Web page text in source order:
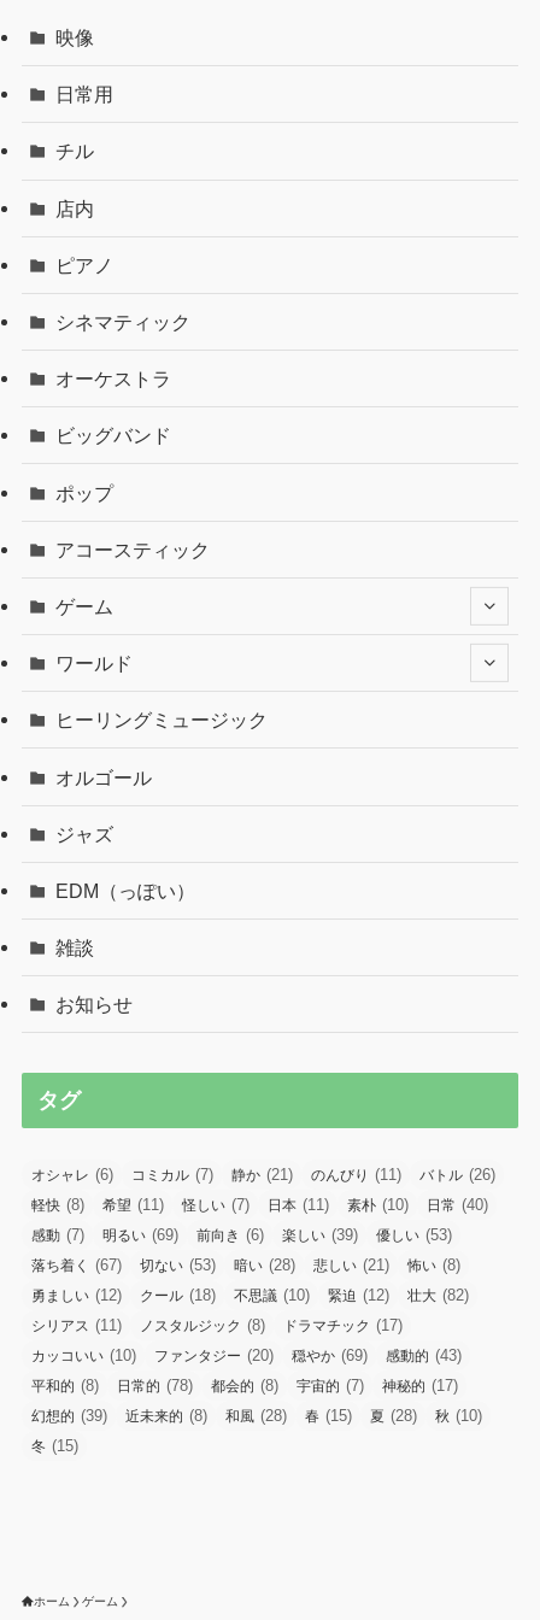
映像
日常用
チル
店内
ピアノ
シネマティック
オーケストラ
ビッグバンド
ポップ
アコースティック
ゲーム
ワールド
ヒーリングミュージック
オルゴール
ジャズ
EDM（っぽい）
雑談
お知らせ
タグ
オシャレ (6) コミカル (7) 静か (21) のんびり (11) バトル (26)
軽快 (8) 希望 (11) 怪しい (7) 日本 (11) 素朴 (10) 日常 (40)
感動 (7) 明るい (69) 前向き (6) 楽しい (39) 優しい (53)
落ち着く (67) 切ない (53) 暗い (28) 悲しい (21) 怖い (8)
勇ましい (12) クール (18) 不思議 (10) 緊迫 (12) 壮大 (82)
シリアス (11) ノスタルジック (8) ドラマチック (17)
カッコいい (10) ファンタジー (20) 穏やか (69) 感動的 (43)
平和的 (8) 日常的 (78) 都会的 (8) 宇宙的 (7) 神秘的 (17)
幻想的 (39) 近未来的 (8) 和風 (28) 春 (15) 夏 (28) 秋 (10)
冬 (15)
ホーム ゲーム